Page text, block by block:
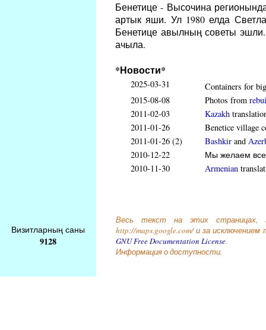
Бенетице - Высочина
артык яши. Ул 1980 елда
Бенетице авылның советы
ачыла.
*Новости*
2025-03-31
Containers for
2015-08-08
Photos from
2011-02-03
Kazakh
2011-01-26
Benetice village
2011-01-26 (2)
Bashkir and
2010-12-22
Мы желаем
2010-11-30
Armenian
Визитларның саны
9128
Весь текст на этих страницах,
http://maps.google.com/ и за
GNU Free Documentation License.
Информация о доступности.